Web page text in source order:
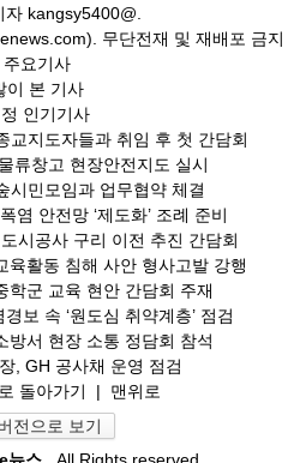
자 kangsy5400@.
무단전재 및 재배포 금지
주요기사
이 본 기사
인기기사
교지도자들과 취임 후 첫 간담회
류창고 현장안전지도 실시
시민모임과 업무협약 체결
염 안전망 ‘제도화’ 조례 준비
시공사 구리 이전 추진 간담회
육활동 침해 사안 형사고발 강행
학군 교육 현안 간담회 주재
보 속 ‘원도심 취약계층’ 점검
방서 현장 소통 정담회 참석
, GH 공사채 운영 점검
돌아가기
|
맨위로
전으로 보기